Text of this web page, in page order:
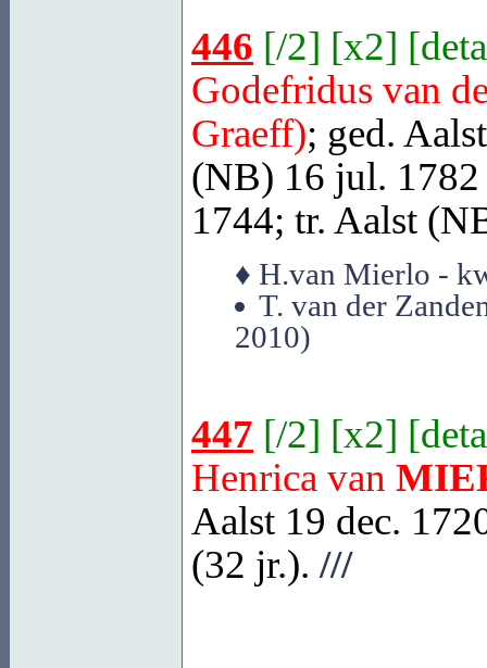
446 [/2] [x2] [
Godefridus van
Graeff); ged.
(NB) 16 jul.
1744; tr. Aalst
♦ H.van Mierlo -
T. van der
2010)
447 [/2] [x2] [
Henrica van
Aalst 19 dec.
(32 jr.). ///